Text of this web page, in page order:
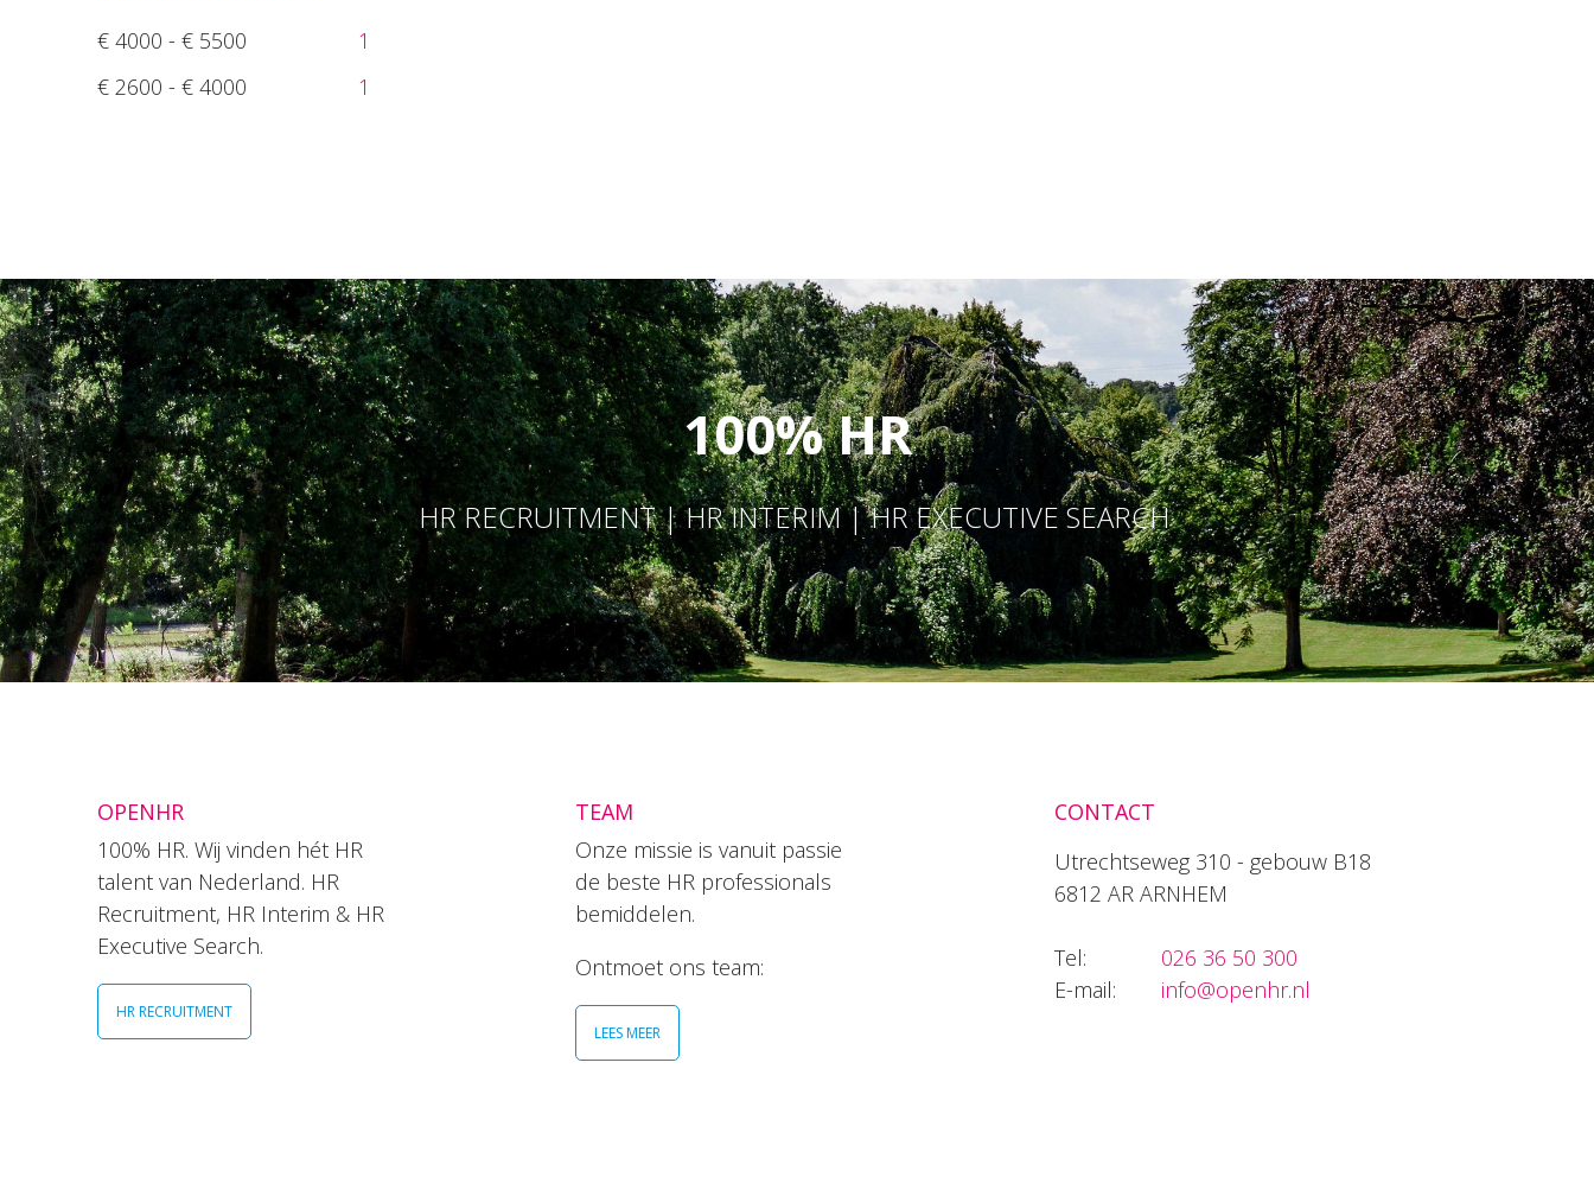
€ 4000 - € 5500
1
€ 2600 - € 4000
1
100% HR
HR RECRUITMENT | HR INTERIM | HR EXECUTIVE SEARCH
OPENHR
100% HR. Wij vinden hét HR
talent van Nederland. HR
Recruitment, HR Interim & HR
Executive Search.
HR RECRUITMENT
TEAM
Onze missie is vanuit passie
de beste HR professionals
bemiddelen.
Ontmoet ons team:
LEES MEER
CONTACT
Utrechtseweg 310 - gebouw B18
6812 AR ARNHEM
Tel:
026 36 50 300
E-mail:
info@openhr.nl